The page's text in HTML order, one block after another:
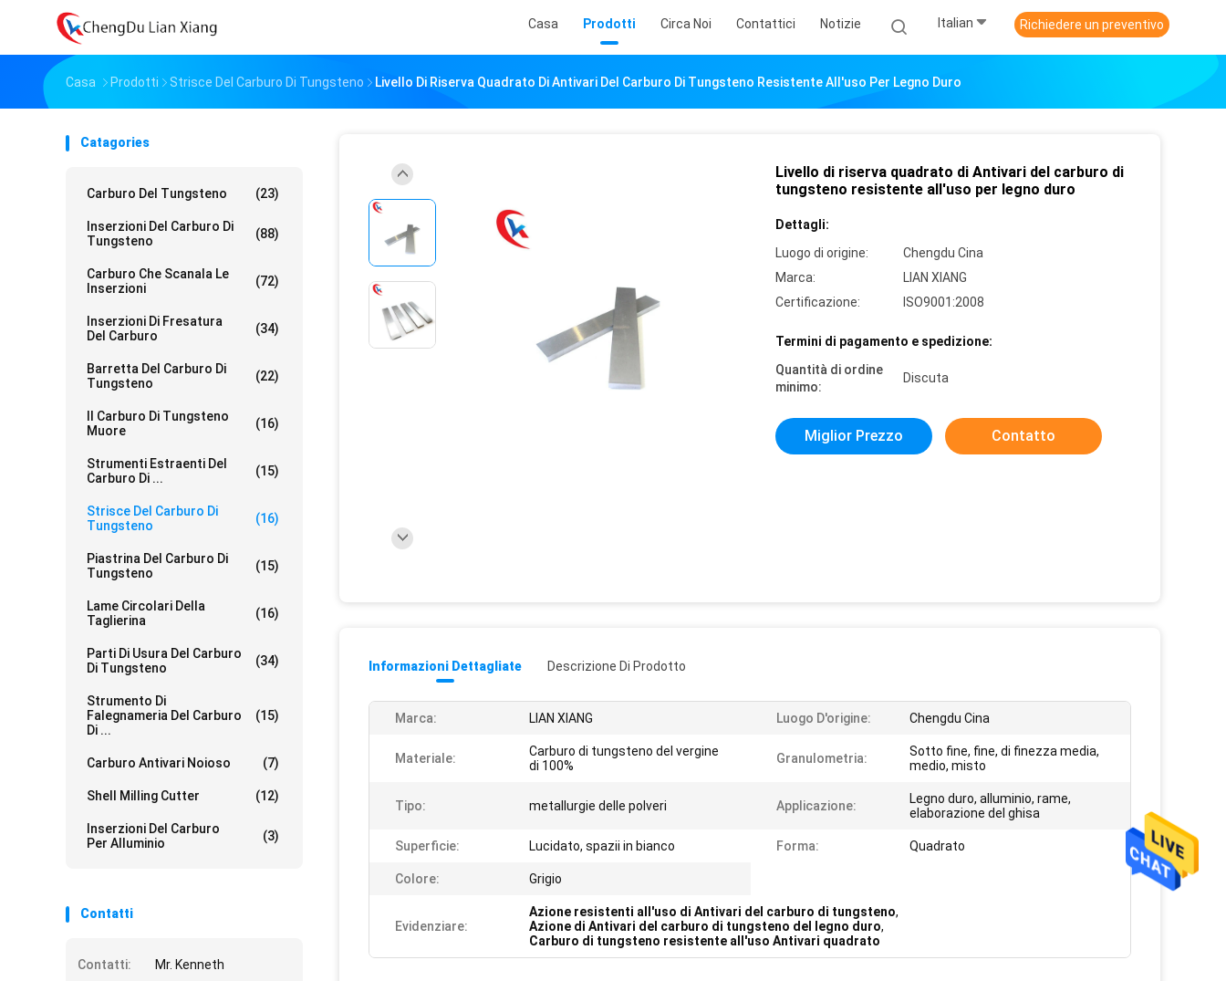
Casa Prodotti Circa Noi Contattici Notizie Italian Richiedere un preventivo
Casa Prodotti Strisce Del Carburo Di Tungsteno Livello Di Riserva Quadrato Di Antivari Del Carburo Di Tungsteno Resistente All'uso Per Legno Duro
Catagories
Carburo Del Tungsteno (23)
Inserzioni Del Carburo Di
Tungsteno
(88)
Carburo Che Scanala Le
Inserzioni
(72)
Inserzioni Di Fresatura
Del Carburo
(34)
Barretta Del Carburo Di
Tungsteno
(22)
Il Carburo Di Tungsteno
Muore
(16)
Strumenti Estraenti Del
Carburo Di ...
(15)
Strisce Del Carburo Di
Tungsteno
(16)
Piastrina Del Carburo Di
Tungsteno
(15)
Lame Circolari Della
Taglierina
(16)
Parti Di Usura Del Carburo
Di Tungsteno
(34)
Strumento Di
Falegnameria Del Carburo
Di ...
(15)
Carburo Antivari Noioso (7)
Shell Milling Cutter (12)
Inserzioni Del Carburo
Per Alluminio
(3)
Contatti
Contatti:
Mr. Kenneth
Livello di riserva quadrato di Antivari del carburo di
tungsteno resistente all'uso per legno duro
Dettagli:
Luogo di origine:
Chengdu Cina
Marca:
LIAN XIANG
Certificazione:
ISO9001:2008
Termini di pagamento e spedizione:
Quantità di ordine
minimo:
Discuta
Miglior Prezzo Contatto
Informazioni Dettagliate Descrizione Di Prodotto
Marca: LIAN XIANG Luogo D'origine: Chengdu Cina
Materiale:
Carburo di tungsteno del vergine
di 100%
Granulometria:
Sotto fine, fine, di finezza media,
medio, misto
Tipo: metallurgie delle polveri Applicazione:
Legno duro, alluminio, rame,
elaborazione del ghisa
Superficie: Lucidato, spazii in bianco Forma: Quadrato
Colore: Grigio
Evidenziare:
Azione resistenti all'uso di Antivari del carburo di tungsteno,
Azione di Antivari del carburo di tungsteno del legno duro,
Carburo di tungsteno resistente all'uso Antivari quadrato